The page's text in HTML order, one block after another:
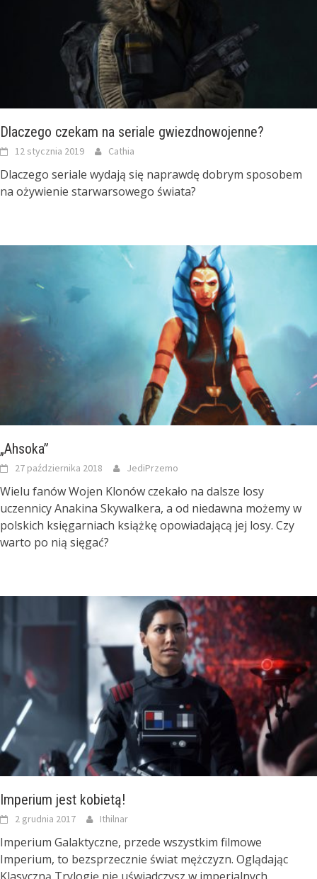
Dlaczego czekam na seriale gwiezdnowojenne?
12 stycznia 2019 Cathia
Dlaczego seriale wydają się naprawdę dobrym sposobem
na ożywienie starwarsowego świata?
„Ahsoka”
27 października 2018 JediPrzemo
Wielu fanów Wojen Klonów czekało na dalsze losy
uczennicy Anakina Skywalkera, a od niedawna możemy w
polskich księgarniach książkę opowiadającą jej losy. Czy
warto po nią sięgać?
Imperium jest kobietą!
2 grudnia 2017 Ithilnar
Imperium Galaktyczne, przede wszystkim filmowe
Imperium, to bezsprzecznie świat mężczyzn. Oglądając